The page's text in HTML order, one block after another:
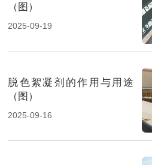
（图）
2025-09-19
脱色絮凝剂的作用与用途
（图）
2025-09-16